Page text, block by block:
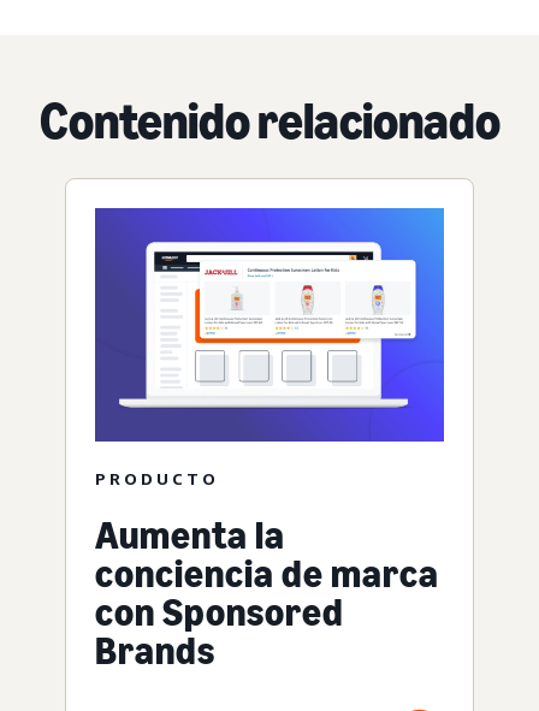
Contenido relacionado
PRODUCTO
Aumenta la
conciencia de marca
con Sponsored
Brands